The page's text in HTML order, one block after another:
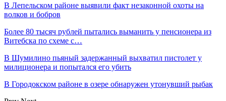
В Лепельском районе выявили факт незаконной охоты на
волков и бобров
Более 80 тысяч рублей пытались выманить у пенсионера из
Витебска по схеме с…
В Шумилино пьяный задержанный выхватил пистолет у
милиционера и попытался его убить
В Городокском районе в озере обнаружен утонувший рыбак